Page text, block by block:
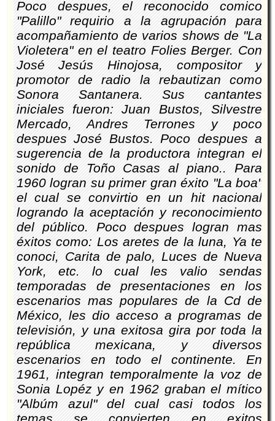
Poco despues, el reconocido comico
"Palillo" requirio a la agrupación para
acompañamiento de varios shows de "La
Violetera" en el teatro Folies Berger. Con
José Jesús Hinojosa, compositor y
promotor de radio la rebautizan como
Sonora Santanera. Sus cantantes
iniciales fueron: Juan Bustos, Silvestre
Mercado, Andres Terrones y poco
despues José Bustos. Poco despues a
sugerencia de la productora integran el
sonido de Toño Casas al piano.. Para
1960 logran su primer gran éxito "La boa"
el cual se convirtio en un hit nacional
logrando la aceptación y reconocimiento
del público. Poco despues logran mas
éxitos como: Los aretes de la luna, Ya te
conoci, Carita de palo, Luces de Nueva
York, etc. lo cual les valio sendas
temporadas de presentaciones en los
escenarios mas populares de la Cd de
México, les dio acceso a programas de
televisión, y una exitosa gira por toda la
república mexicana, y diversos
escenarios en todo el continente. En
1961, integran temporalmente la voz de
Sonia Lopéz y en 1962 graban el mítico
"Albúm azul" del cual casi todos los